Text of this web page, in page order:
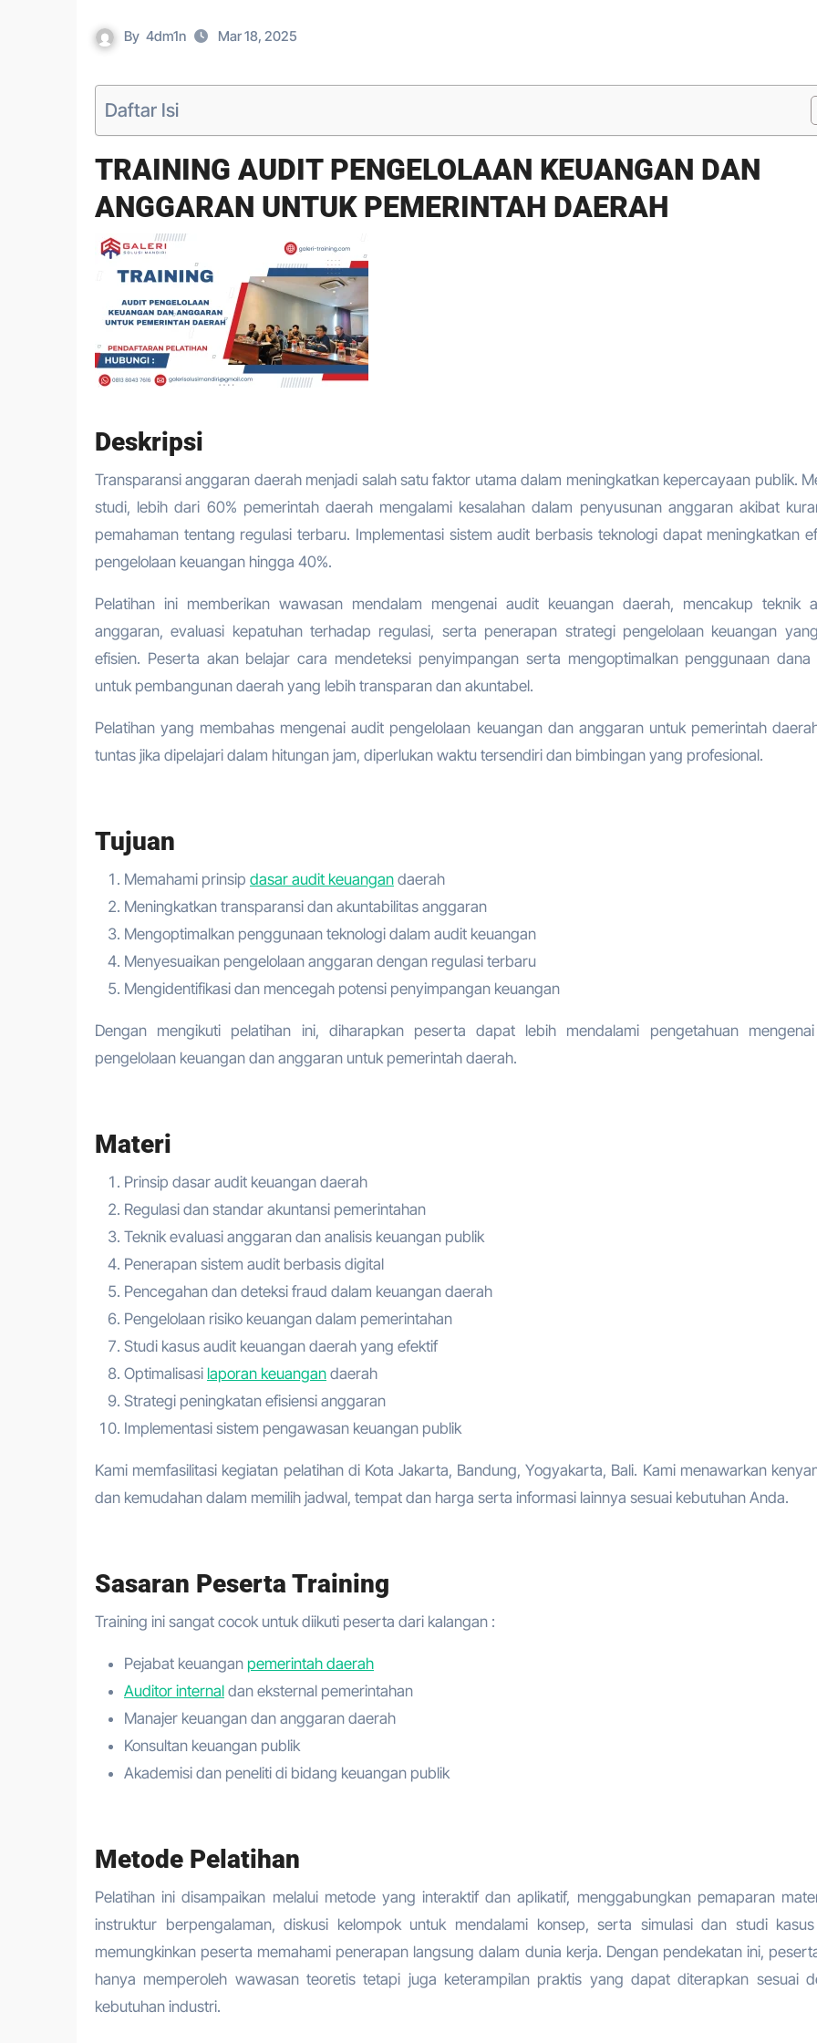
By 4dm1n Mar 18, 2025
Daftar Isi
TRAINING AUDIT PENGELOLAAN KEUANGAN DAN
ANGGARAN UNTUK PEMERINTAH DAERAH
Deskripsi
Transparansi anggaran daerah menjadi salah satu faktor utama dalam meningkatkan kepercayaan publik.
studi, lebih dari 60% pemerintah daerah mengalami kesalahan dalam penyusunan anggaran akibat
pemahaman tentang regulasi terbaru. Implementasi sistem audit berbasis teknologi dapat meningkatkan
pengelolaan keuangan hingga 40%.
Pelatihan ini memberikan wawasan mendalam mengenai audit keuangan daerah, mencakup teknik
anggaran, evaluasi kepatuhan terhadap regulasi, serta penerapan strategi pengelolaan keuangan
efisien. Peserta akan belajar cara mendeteksi penyimpangan serta mengoptimalkan penggunaan dana
untuk pembangunan daerah yang lebih transparan dan akuntabel.
Pelatihan yang membahas mengenai audit pengelolaan keuangan dan anggaran untuk pemerintah
tuntas jika dipelajari dalam hitungan jam, diperlukan waktu tersendiri dan bimbingan yang profesional.
Tujuan
Memahami prinsip dasar audit keuangan daerah
Meningkatkan transparansi dan akuntabilitas anggaran
Mengoptimalkan penggunaan teknologi dalam audit keuangan
Menyesuaikan pengelolaan anggaran dengan regulasi terbaru
Mengidentifikasi dan mencegah potensi penyimpangan keuangan
Dengan mengikuti pelatihan ini, diharapkan peserta dapat lebih mendalami pengetahuan
pengelolaan keuangan dan anggaran untuk pemerintah daerah.
Materi
Prinsip dasar audit keuangan daerah
Regulasi dan standar akuntansi pemerintahan
Teknik evaluasi anggaran dan analisis keuangan publik
Penerapan sistem audit berbasis digital
Pencegahan dan deteksi fraud dalam keuangan daerah
Pengelolaan risiko keuangan dalam pemerintahan
Studi kasus audit keuangan daerah yang efektif
Optimalisasi laporan keuangan daerah
Strategi peningkatan efisiensi anggaran
Implementasi sistem pengawasan keuangan publik
Kami memfasilitasi kegiatan pelatihan di Kota Jakarta, Bandung, Yogyakarta, Bali. Kami menawarkan
dan kemudahan dalam memilih jadwal, tempat dan harga serta informasi lainnya sesuai kebutuhan Anda.
Sasaran Peserta Training
Training ini sangat cocok untuk diikuti peserta dari kalangan :
Pejabat keuangan pemerintah daerah
Auditor internal dan eksternal pemerintahan
Manajer keuangan dan anggaran daerah
Konsultan keuangan publik
Akademisi dan peneliti di bidang keuangan publik
Metode Pelatihan
Pelatihan ini disampaikan melalui metode yang interaktif dan aplikatif, menggabungkan pemaparan
instruktur berpengalaman, diskusi kelompok untuk mendalami konsep, serta simulasi dan studi
memungkinkan peserta memahami penerapan langsung dalam dunia kerja. Dengan pendekatan ini,
hanya memperoleh wawasan teoretis tetapi juga keterampilan praktis yang dapat diterapkan sesuai
kebutuhan industri.